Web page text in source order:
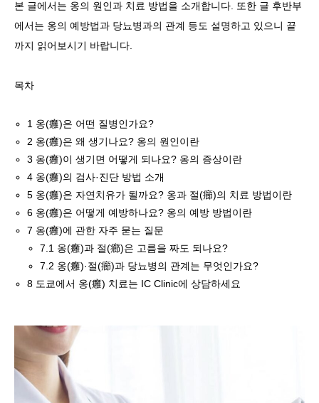
본 글에서는 옹의 원인과 치료 방법을 소개합니다. 또한 글 후반부
에서는 옹의 예방법과 당뇨병과의 관계 등도 설명하고 있으니 끝
까지 읽어보시기 바랍니다.
목차
1 옹(癰)은 어떤 질병인가요?
2 옹(癰)은 왜 생기나요? 옹의 원인이란
3 옹(癰)이 생기면 어떻게 되나요? 옹의 증상이란
4 옹(癰)의 검사·진단 방법 소개
5 옹(癰)은 자연치유가 될까요? 옹과 절(癤)의 치료 방법이란
6 옹(癰)은 어떻게 예방하나요? 옹의 예방 방법이란
7 옹(癰)에 관한 자주 묻는 질문
7.1 옹(癰)과 절(癤)은 고름을 짜도 되나요?
7.2 옹(癰)·절(癤)과 당뇨병의 관계는 무엇인가요?
8 도쿄에서 옹(癰) 치료는 IC Clinic에 상담하세요